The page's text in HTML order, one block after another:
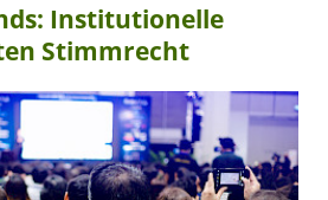
Institutionelle
Stimmrecht